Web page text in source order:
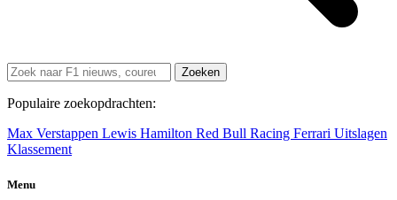
Zoeken
Populaire zoekopdrachten:
Max Verstappen Lewis Hamilton Red Bull Racing Ferrari Uitslagen
Klassement
Menu